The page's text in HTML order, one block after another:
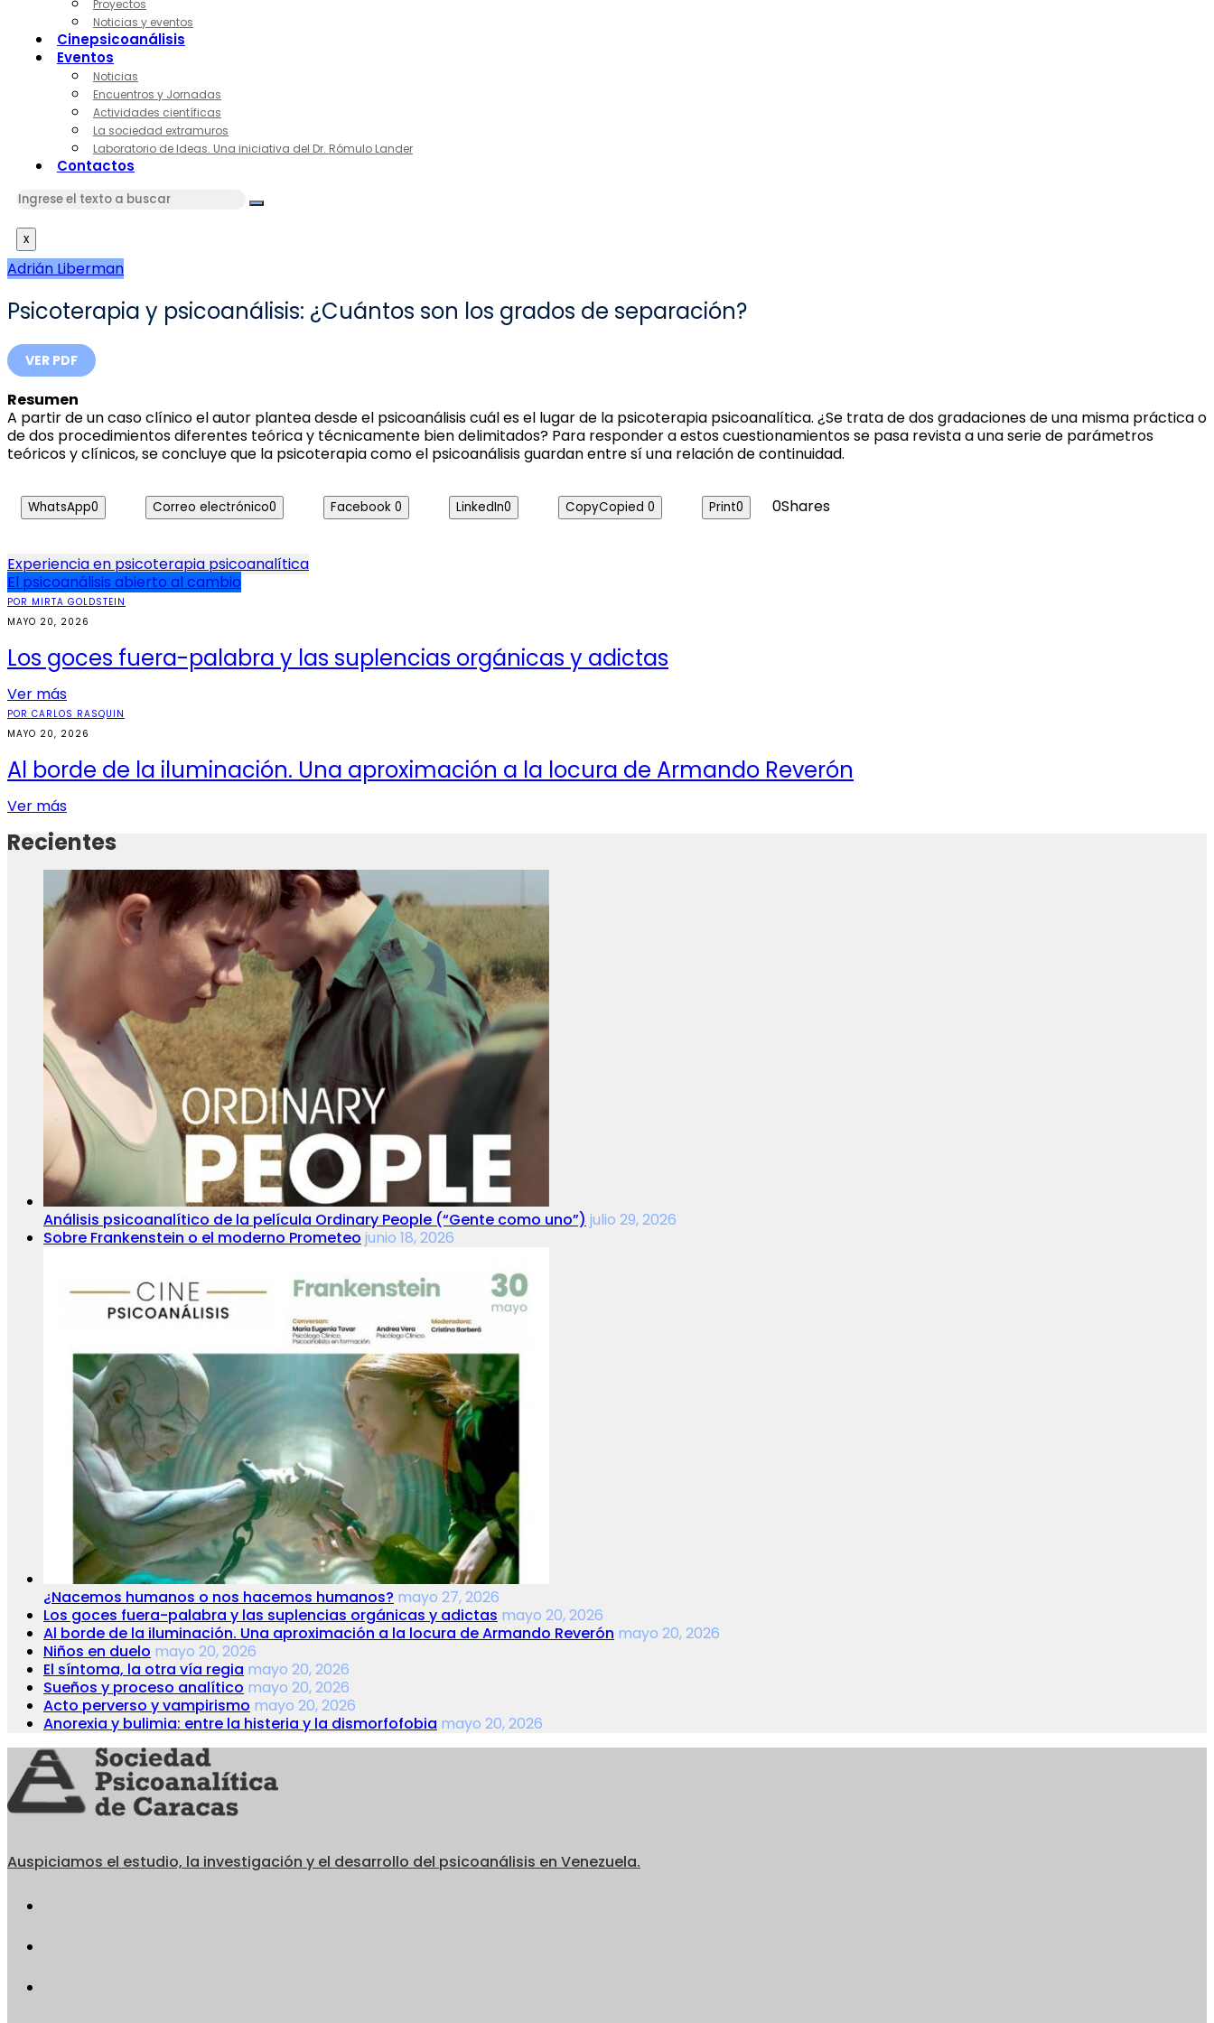
Proyectos
Noticias y eventos
Cinepsicoanálisis
Eventos
Noticias
Encuentros y Jornadas
Actividades científicas
La sociedad extramuros
Laboratorio de Ideas. Una iniciativa del Dr. Rómulo Lander
Contactos
x
Adrián Liberman
Psicoterapia y psicoanálisis: ¿Cuántos son los grados de separación?
VER PDF
Resumen
A partir de un caso clínico el autor plantea desde el psicoanálisis cuál es el lugar de la psicoterapia psicoanalítica. ¿Se trata de dos gradaciones de una misma práctica o
de dos procedimientos diferentes teórica y técnicamente bien delimitados? Para responder a estos cuestionamientos se pasa revista a una serie de parámetros
teóricos y clínicos, se concluye que la psicoterapia como el psicoanálisis guardan entre sí una relación de continuidad.
WhatsApp0 Correo electrónico0 Facebook 0 LinkedIn0 CopyCopied 0 Print0 0Shares
Navegación
de
entradas
Experiencia en psicoterapia psicoanalítica
El psicoanálisis abierto al cambio
POR MIRTA GOLDSTEIN
MAYO 20, 2026
Los goces fuera-palabra y las suplencias orgánicas y adictas
Ver más
POR CARLOS RASQUIN
MAYO 20, 2026
Al borde de la iluminación. Una aproximación a la locura de Armando Reverón
Ver más
Recientes
Análisis psicoanalítico de la película Ordinary People (“Gente como uno”) julio 29, 2026
Sobre Frankenstein o el moderno Prometeo junio 18, 2026
¿Nacemos humanos o nos hacemos humanos? mayo 27, 2026
Los goces fuera-palabra y las suplencias orgánicas y adictas mayo 20, 2026
Al borde de la iluminación. Una aproximación a la locura de Armando Reverón mayo 20, 2026
Niños en duelo mayo 20, 2026
El síntoma, la otra vía regia mayo 20, 2026
Sueños y proceso analítico mayo 20, 2026
Acto perverso y vampirismo mayo 20, 2026
Anorexia y bulimia: entre la histeria y la dismorfofobia mayo 20, 2026
Auspiciamos el estudio, la investigación y el desarrollo del psicoanálisis en Venezuela.